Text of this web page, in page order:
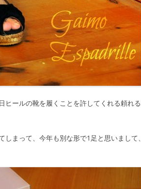
ヒールの靴を履くことを許してくれる頼れる
まって、今年も別な形で1足と思いまして、